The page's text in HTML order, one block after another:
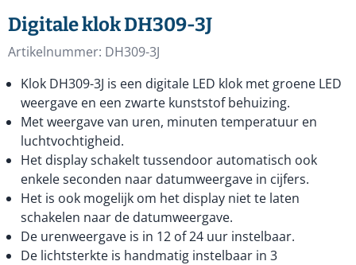
Digitale klok DH309-3J
Artikelnummer: DH309-3J
Klok DH309-3J is een digitale LED klok met groene LED
weergave en een zwarte kunststof behuizing.
Met weergave van uren, minuten temperatuur en
luchtvochtigheid.
Het display schakelt tussendoor automatisch ook
enkele seconden naar datumweergave in cijfers.
Het is ook mogelijk om het display niet te laten
schakelen naar de datumweergave.
De urenweergave is in 12 of 24 uur instelbaar.
De lichtsterkte is handmatig instelbaar in 3